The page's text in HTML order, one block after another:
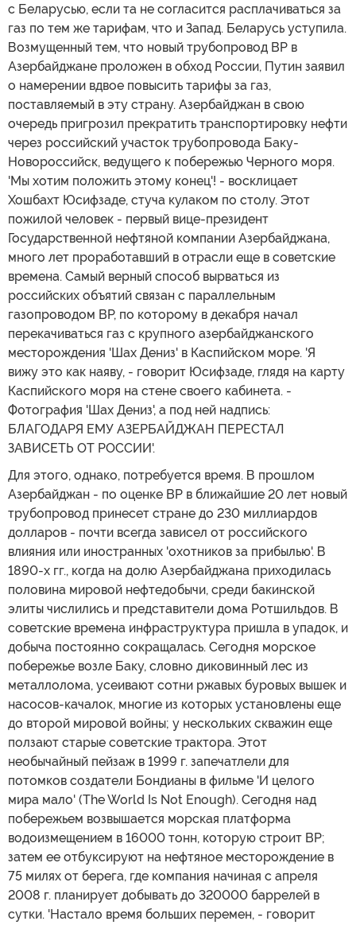
с Беларусью, если та не согласится расплачиваться за
газ по тем же тарифам, что и Запад. Беларусь уступила.
Возмущенный тем, что новый трубопровод BP в
Азербайджане проложен в обход России, Путин заявил
о намерении вдвое повысить тарифы за газ,
поставляемый в эту страну. Азербайджан в свою
очередь пригрозил прекратить транспортировку нефти
через российский участок трубопровода Баку-
Новороссийск, ведущего к побережью Черного моря.
'Мы хотим положить этому конец'! - восклицает
Хошбахт Юсифзаде, стуча кулаком по столу. Этот
пожилой человек - первый вице-президент
Государственной нефтяной компании Азербайджана,
много лет проработавший в отрасли еще в советские
времена. Самый верный способ вырваться из
российских объятий связан с параллельным
газопроводом BP, по которому в декабря начал
перекачиваться газ с крупного азербайджанского
месторождения 'Шах Дениз' в Каспийском море. 'Я
вижу это как наяву, - говорит Юсифзаде, глядя на карту
Каспийского моря на стене своего кабинета. -
Фотография 'Шах Дениз', а под ней надпись:
БЛАГОДАРЯ ЕМУ АЗЕРБАЙДЖАН ПЕРЕСТАЛ
ЗАВИСЕТЬ ОТ РОССИИ'.
Для этого, однако, потребуется время. В прошлом
Азербайджан - по оценке BP в ближайшие 20 лет новый
трубопровод принесет стране до 230 миллиардов
долларов - почти всегда зависел от российского
влияния или иностранных 'охотников за прибылью'. В
1890-х гг., когда на долю Азербайджана приходилась
половина мировой нефтедобычи, среди бакинской
элиты числились и представители дома Ротшильдов. В
советские времена инфраструктура пришла в упадок, и
добыча постоянно сокращалась. Сегодня морское
побережье возле Баку, словно диковинный лес из
металлолома, усеивают сотни ржавых буровых вышек и
насосов-качалок, многие из которых установлены еще
до второй мировой войны; у нескольких скважин еще
ползают старые советские трактора. Этот
необычайный пейзаж в 1999 г. запечатлели для
потомков создатели Бондианы в фильме 'И целого
мира мало' (The World Is Not Enough). Сегодня над
побережьем возвышается морская платформа
водоизмещением в 16000 тонн, которую строит BP;
затем ее отбуксируют на нефтяное месторождение в
75 милях от берега, где компания начиная с апреля
2008 г. планирует добывать до 320000 баррелей в
сутки. 'Настало время больших перемен, - говорит